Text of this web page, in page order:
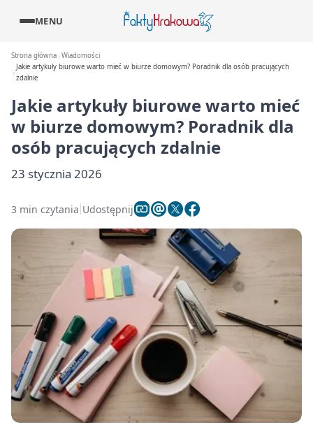
MENU
Strona główna Wiadomości
Jakie artykuły biurowe warto mieć w biurze domowym? Poradnik dla osób pracujących
zdalnie
Jakie artykuły biurowe warto mieć
w biurze domowym? Poradnik dla
osób pracujących zdalnie
23 stycznia 2026
3 min czytania Udostępnij